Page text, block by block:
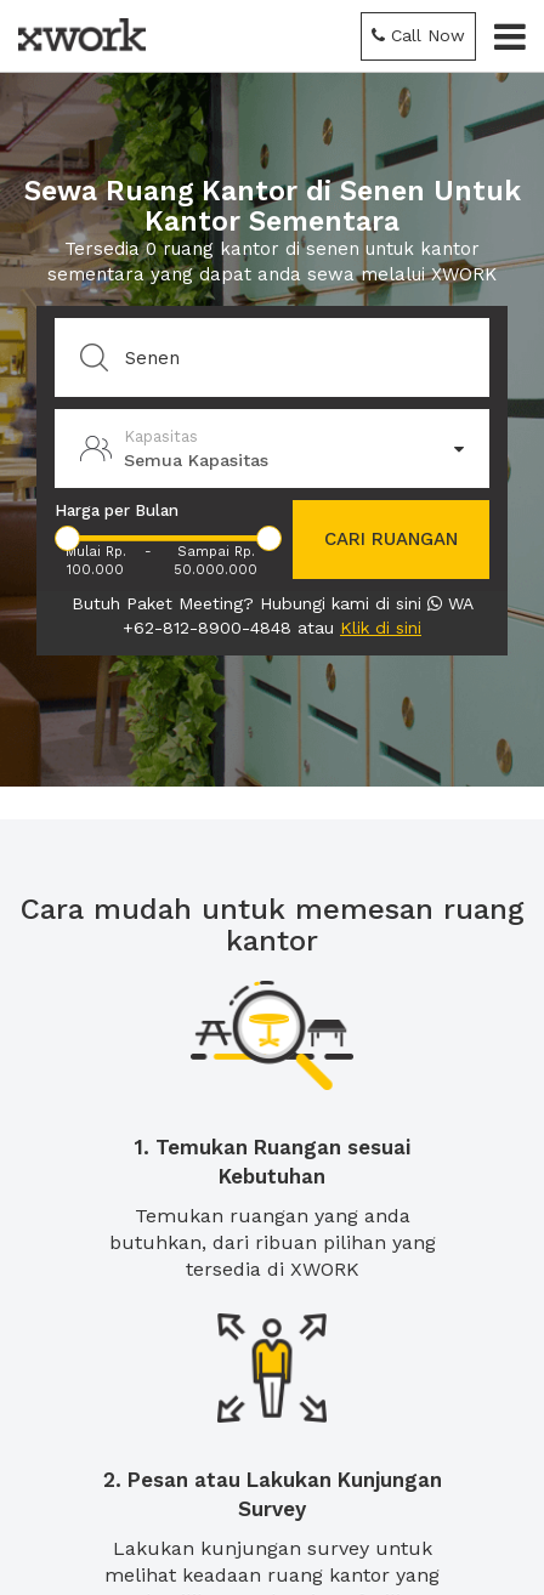
Call Now
Sewa Ruang Kantor di Senen Untuk
Kantor Sementara
Tersedia 0 ruang kantor di senen untuk kantor
sementara yang dapat anda sewa melalui XWORK
Kapasitas
Semua Kapasitas
Harga per Bulan
Mulai Rp.
100.000
-
Sampai Rp.
50.000.000
CARI RUANGAN
Butuh Paket Meeting? Hubungi kami di sini
WA
+62-812-8900-4848 atau Klik di sini
Cara mudah untuk memesan ruang
kantor
1. Temukan Ruangan sesuai
Kebutuhan
Temukan ruangan yang anda
butuhkan, dari ribuan pilihan yang
tersedia di XWORK
2. Pesan atau Lakukan Kunjungan
Survey
Lakukan kunjungan survey untuk
melihat keadaan ruang kantor yang